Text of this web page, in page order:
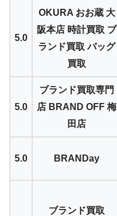
5.0
OKURA おお蔵 大
阪本店 時計買取 ブ
ランド買取 バッグ
買取
5.0
ブランド買取専門
店 BRAND OFF 梅
田店
5.0 BRANDay
ブランド買取